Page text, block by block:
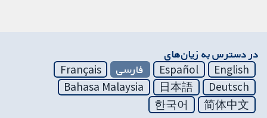
در دسترس به زیان‌های
English
Español فارسی
Français
Deutsch
日本語
Bahasa Malaysia
简体中文
한국어